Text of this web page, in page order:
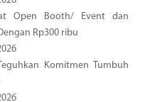
Open Booth/ Event dan
Rp300 ribu
Komitmen Tumbuh